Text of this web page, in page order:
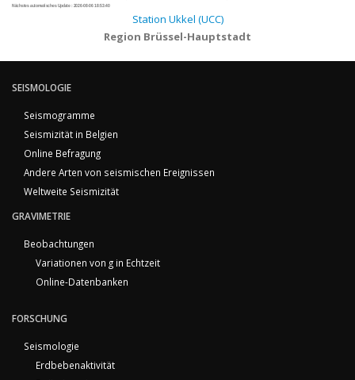
Nächstes automatisches Update : 2026-08-06 18:53:40
Station Ukkel (UCC)
Region Brüssel-Hauptstadt
SEISMOLOGIE
Seismogramme
Seismizität in Belgien
Online Befragung
Andere Arten von seismischen Ereignissen
Weltweite Seismizität
GRAVIMETRIE
Beobachtungen
Variationen von g in Echtzeit
Online-Datenbanken
FORSCHUNG
Seismologie
Erdbebenaktivität